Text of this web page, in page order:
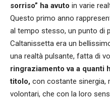
sorriso” ha avuto in varie
Questo primo anno
al tempo stesso, un punto di
Caltanissetta era un
una realtà pulsante, fatta di
ringraziamento va a quanti
titolo, con costante sinergia,
volontari, che con la loro